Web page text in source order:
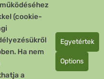
(cookie-
Ha nem
a
Egyetértek
Options